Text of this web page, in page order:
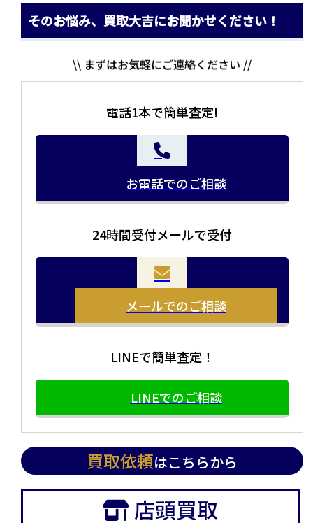
お品物をつめて送るだけで査定が可能です。時間が無い
方や、荷物が多い方へオススメです。
当店の査定員がご自宅に伺いその場で査定を致します。
まとめて売りたい！価値がわからなく売れるかわからな
そのお悩み、買取大吉にお聞かせください！
\\ まずはお気軽にご連絡ください //
電話1本で簡単査定!
お電話でのご相談
24時間受付メールで受付
メールでのご相談
LINEで簡単査定！
LINEでのご相談
買取依頼はこちらから
店頭買取